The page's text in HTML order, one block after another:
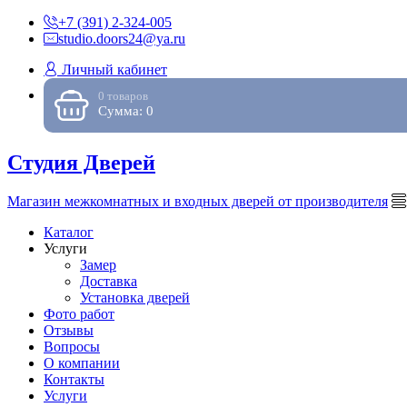
+7 (391) 2-324-005
studio.doors24@ya.ru
Личный кабинет
0 товаров
Сумма: 0
Студия Дверей
Магазин межкомнатных и входных дверей от производителя
Каталог
Услуги
Замер
Доставка
Установка дверей
Фото работ
Отзывы
Вопросы
О компании
Контакты
Услуги